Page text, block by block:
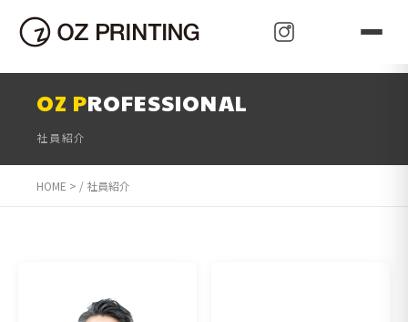
Price
Oz Pioneer
Oz Present
Perfect
Oz Paudora
Oz Press
Oz Promotion
Oz Pace
Oz Promise
Protect
Prove
Oz Publish
Oz Person
Purpose
Prominent
Proactive
Propagate
Oz Pioneer
Oz Present
Perfect
OZ PROFESSIONAL
社員紹介
HOME > 社員紹介